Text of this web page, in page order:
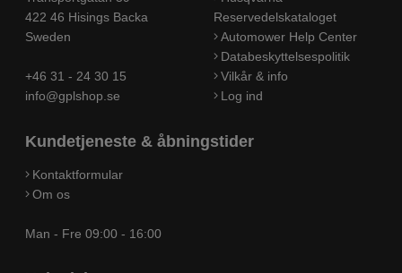
422 46 Hisings Backa
Sweden
+46 31 - 24 30 15
info@gplshop.se
Reservedelskataloget
Automower Help Center
Databeskyttelsespolitik
Vilkår & info
Log ind
Kundetjeneste & åbningstider
Kontaktformular
Om os
Man - Fre 09:00 - 16:00